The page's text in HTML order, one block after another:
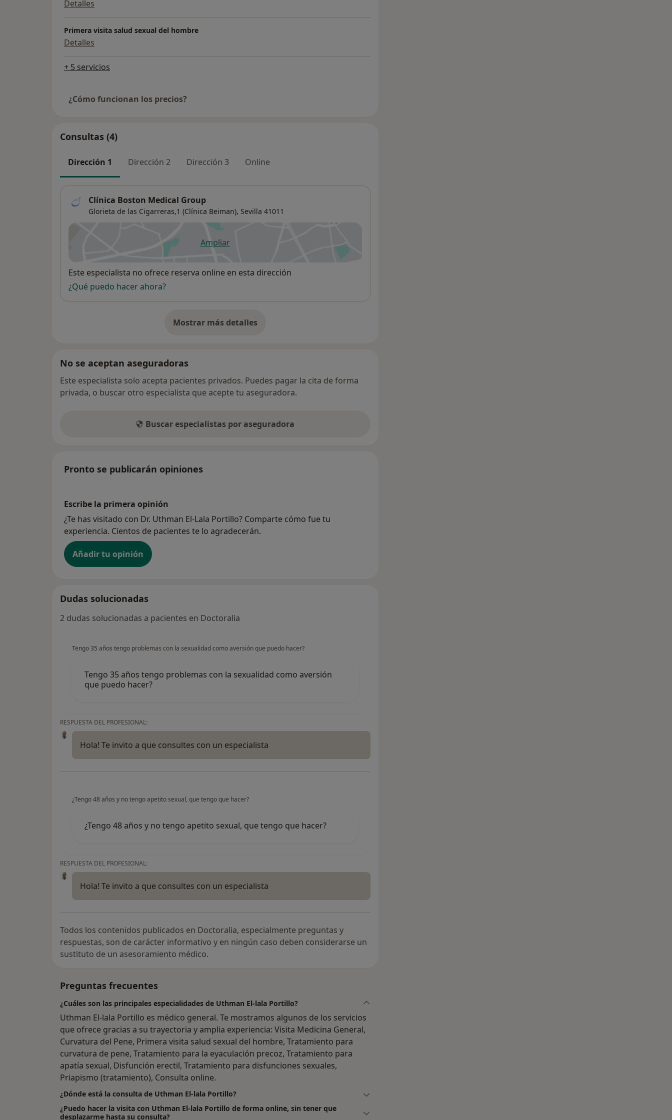
Detalles
Primera visita salud sexual del hombre
Detalles
+ 5 servicios
¿Cómo funcionan los precios?
Consultas (4)
Dirección 1 Dirección 2 Dirección 3 Online
Clínica Boston Medical Group
Glorieta de las Cigarreras,1 (Clínica Beiman), Sevilla 41011
Ampliarse abre en una nueva pestaña
Disponibilidad
Este especialista no ofrece reserva online en esta dirección
¿Qué puedo hacer ahora?
Mostrar más detalles
sobre la dirección
No se aceptan aseguradoras
Este especialista solo acepta pacientes privados. Puedes pagar la cita de forma
privada, o buscar otro especialista que acepte tu aseguradora.
Buscar especialistas por aseguradora
Pronto se publicarán opiniones
Escribe la primera opinión
¿Te has visitado con Dr. Uthman El-Lala Portillo? Comparte cómo fue tu
experiencia. Cientos de pacientes te lo agradecerán.
Añadir tu opinión
Dudas solucionadas
2 dudas solucionadas a pacientes en Doctoralia
Tengo 35 años tengo problemas con la sexualidad como aversión que puedo hacer?
Tengo 35 años tengo problemas con la sexualidad como aversión
que puedo hacer?
RESPUESTA DEL PROFESIONAL:
Hola! Te invito a que consultes con un especialista
¿Tengo 48 años y no tengo apetito sexual, que tengo que hacer?
¿Tengo 48 años y no tengo apetito sexual, que tengo que hacer?
RESPUESTA DEL PROFESIONAL:
Hola! Te invito a que consultes con un especialista
Todos los contenidos publicados en Doctoralia, especialmente preguntas y
respuestas, son de carácter informativo y en ningún caso deben considerarse un
sustituto de un asesoramiento médico.
Preguntas frecuentes
¿Cuáles son las principales especialidades de Uthman El-lala Portillo?
Uthman El-lala Portillo es médico general. Te mostramos algunos de los servicios
que ofrece gracias a su trayectoria y amplia experiencia: Visita Medicina General,
Curvatura del Pene, Primera visita salud sexual del hombre, Tratamiento para
curvatura de pene, Tratamiento para la eyaculación precoz, Tratamiento para
apatía sexual, Disfunción erectil, Tratamiento para disfunciones sexuales,
Priapismo (tratamiento), Consulta online.
¿Dónde está la consulta de Uthman El-lala Portillo?
¿Puedo hacer la visita con Uthman El-lala Portillo de forma online, sin tener que
desplazarme hasta su consulta?